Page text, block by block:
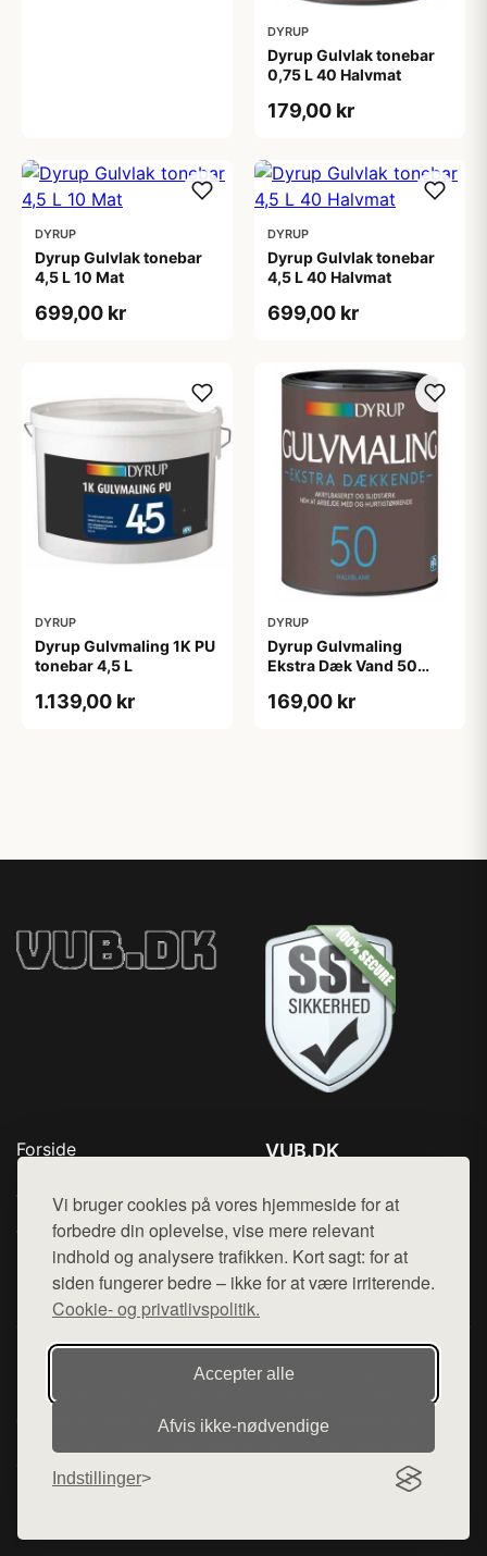
Vi bruger cookies på vores hjemmeside for at
forbedre din oplevelse, vise mere relevant
indhold og analysere trafikken. Kort sagt: for at
siden fungerer bedre – ikke for at være irriterende.
Cookie- og privatlivspolitik.
Accepter alle
Afvis ikke‑nødvendige
Indstillinger
DYRUP
Dyrup Gulvlak tonebar
0,75 L 40 Halvmat
179,00 kr
DYRUP
Dyrup Gulvlak tonebar
4,5 L 10 Mat
699,00 kr
DYRUP
Dyrup Gulvlak tonebar
4,5 L 40 Halvmat
699,00 kr
DYRUP
Dyrup Gulvmaling 1K PU
tonebar 4,5 L
1.139,00 kr
DYRUP
Dyrup Gulvmaling
Ekstra Dæk Vand 50
169,00 kr
Forside
Top Rabatter
Jotun maling
Kontakt
VUB.DK
Mail: hej@want.dk
Cookie- og privatlivspolitik
Denne side er en del af want.dk, der udgiver en række
hjemmesider med præsentation af forskellige produkter fra
diverse webshops. Der sælges ikke varer fra denne side - vi
varerne på lager.